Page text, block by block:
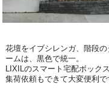
花壇をイブシレンガ、階段
ームは、黒色で統一。
LIXILのスマート宅配ボック
集荷依頼もできて大変便利で